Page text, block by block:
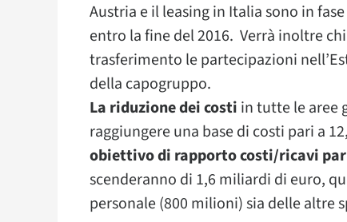
Austria e il leasing in Italia sono in
entro la fine del 2016. Verrà inoltre
trasferimento le partecipazioni
della capogruppo.
La riduzione dei costi in tutte le aree
raggiungere una base di costi pari a
obiettivo di rapporto costi/ricavi
scenderanno di 1,6 miliardi di euro,
personale (800 milioni) sia delle altre